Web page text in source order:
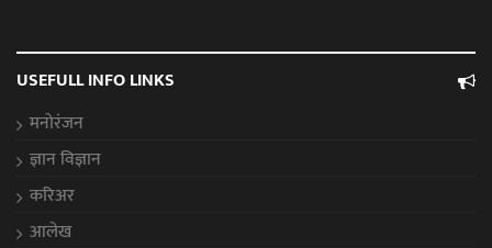
USEFULL INFO LINKS
मनोरंजन
ज्ञान विज्ञान
करिअर
आलेख